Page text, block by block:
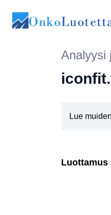
Onko
Analyysi
Lue
Luottamus